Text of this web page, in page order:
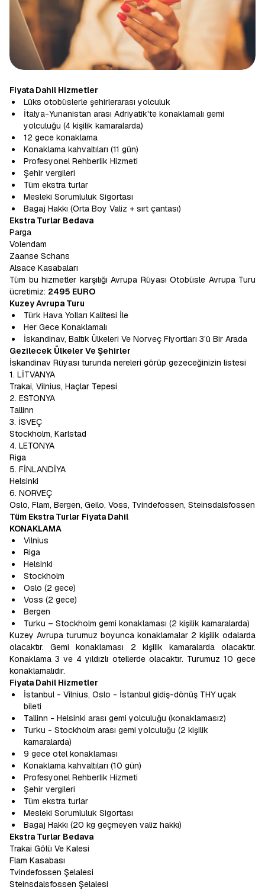
Fiyata Dahil Hizmetler
Lüks otobüslerle şehirlerarası yolculuk
İtalya-Yunanistan arası Adriyatik'te konaklamalı gemi
yolculuğu (4 kişilik kamaralarda)
12 gece konaklama
Konaklama kahvaltıları (11 gün)
Profesyonel Rehberlik Hizmeti
Şehir vergileri
Tüm ekstra turlar
Mesleki Sorumluluk Sigortası
Bagaj Hakkı (Orta Boy Valiz + sırt çantası)
Ekstra Turlar Bedava
Parga
Volendam
Zaanse Schans
Alsace Kasabaları
Tüm bu hizmetler karşılığı Avrupa Rüyası Otobüsle Avrupa Turu
ücretimiz: 2495 EURO
Kuzey Avrupa Turu
Türk Hava Yolları Kalitesi İle
Her Gece Konaklamalı
İskandinav, Baltık Ülkeleri Ve Norveç Fiyortları 3’ü Bir Arada
Gezilecek Ülkeler Ve Şehirler
İskandinav Rüyası turunda nereleri görüp gezeceğinizin listesi
1. LİTVANYA
Trakai, Vilnius, Haçlar Tepesi
2. ESTONYA
Tallinn
3. İSVEÇ
Stockholm, Karlstad
4. LETONYA
Riga
5. FİNLANDİYA
Helsinki
6. NORVEÇ
Oslo, Flam, Bergen, Geilo, Voss, Tvindefossen, Steinsdalsfossen
Tüm Ekstra Turlar Fiyata Dahil
KONAKLAMA
Vilnius
Riga
Helsinki
Stockholm
Oslo (2 gece)
Voss (2 gece)
Bergen
Turku – Stockholm gemi konaklaması (2 kişilik kamaralarda)
Kuzey Avrupa turumuz boyunca konaklamalar 2 kişilik odalarda
olacaktır. Gemi konaklaması 2 kişilik kamaralarda olacaktır.
Konaklama 3 ve 4 yıldızlı otellerde olacaktır. Turumuz 10 gece
konaklamalıdır.
Fiyata Dahil Hizmetler
İstanbul - Vilnius, Oslo - İstanbul gidiş-dönüş THY uçak
bileti
Tallinn - Helsinki arası gemi yolculuğu (konaklamasız)
Turku - Stockholm arası gemi yolculuğu (2 kişilik
kamaralarda)
9 gece otel konaklaması
Konaklama kahvaltıları (10 gün)
Profesyonel Rehberlik Hizmeti
Şehir vergileri
Tüm ekstra turlar
Mesleki Sorumluluk Sigortası
Bagaj Hakkı (20 kg geçmeyen valiz hakkı)
Ekstra Turlar Bedava
Trakai Gölü Ve Kalesi
Flam Kasabası
Tvindefossen Şelalesi
Steinsdalsfossen Şelalesi